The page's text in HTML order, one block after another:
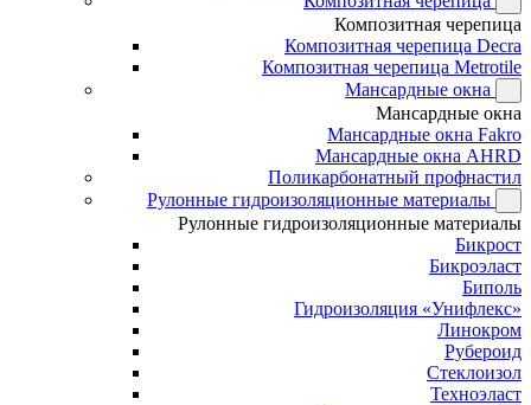
Композитная черепица
Композитная черепица Decra
Композитная черепица Metrotile
Мансардные окна
Мансардные окна
Мансардные окна Fakro
Мансардные окна AHRD
Поликарбонатный профнастил
Рулонные гидроизоляционные материалы
Рулонные гидроизоляционные материалы
Бикрост
Бикроэласт
Биполь
Гидроизоляция «Унифлекс»
Линокром
Рубероид
Стеклоизол
Техноэласт